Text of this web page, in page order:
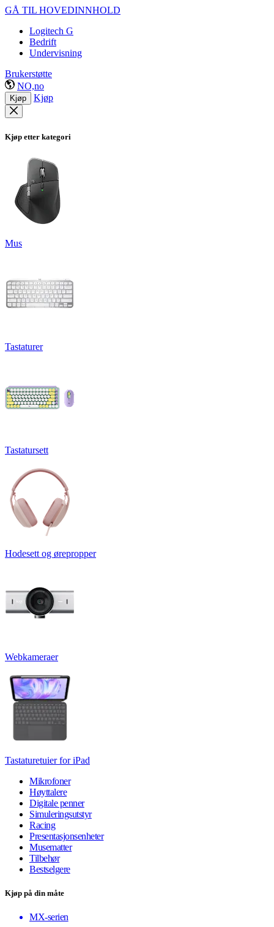
GÅ TIL HOVEDINNHOLD
Logitech G
Bedrift
Undervisning
Brukerstøtte
NO,no
Kjøp Kjøp
Kjøp etter kategori
Mus
Tastaturer
Tastatursett
Hodesett og ørepropper
Webkameraer
Tastaturetuier for iPad
Mikrofoner
Høyttalere
Digitale penner
Simuleringsutstyr
Racing
Presentasjonsenheter
Musematter
Tilbehør
Bestselgere
Kjøp på din måte
MX-serien